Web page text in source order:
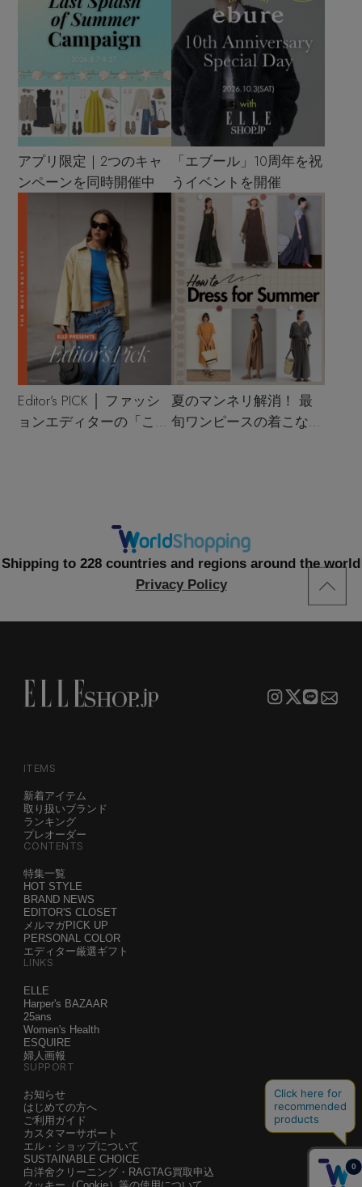
アプリ限定｜2つのキャ
ンペーンを同時開催中
「エブール」10周年を祝
うイベントを開催
Editor’s PICK │ ファッシ
ョンエディターの「これ
夏のマンネリ解消！ 最
旬ワンピースの着こなし
Shipping to 228 countries and regions around the world
Privacy Policy
ITEMS
新着アイテム
取り扱いブランド
ランキング
プレオーダー
CONTENTS
特集一覧
HOT STYLE
BRAND NEWS
EDITOR'S CLOSET
メルマガPICK UP
PERSONAL COLOR
エディター厳選ギフト
LINKS
ELLE
Harper's BAZAAR
25ans
Women's Health
ESQUIRE
婦人画報
SUPPORT
お知らせ
はじめての方へ
ご利用ガイド
カスタマーサポート
エル・ショップについて
SUSTAINABLE CHOICE
白洋舍クリーニング・RAGTAG買取申込